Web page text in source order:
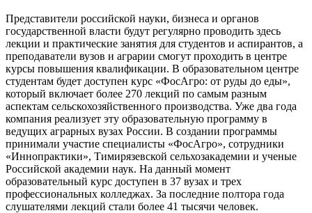
Представители российской науки, бизнеса и органов
государственной власти будут регулярно проводить здесь
лекции и практические занятия для студентов и аспирантов, а
преподаватели вузов и аграрии смогут проходить в центре
курсы повышения квалификации. В образовательном центре
студентам будет доступен курс «ФосАгро: от руды до еды»,
который включает более 270 лекций по самым разным
аспектам сельскохозяйственного производства. Уже два года
компания реализует эту образовательную программу в
ведущих аграрных вузах России. В создании программы
принимали участие специалисты «ФосАгро», сотрудники
«Иннопрактики», Тимирязевской сельхозакадемии и ученые
Российской академии наук. На данный момент
образовательный курс доступен в 37 вузах и трех
профессиональных колледжах. За последние полтора года
слушателями лекций стали более 41 тысячи человек.